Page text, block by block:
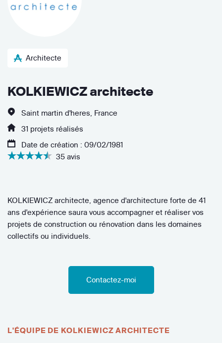
Architecte
KOLKIEWICZ architecte
Saint martin d'heres, France
31 projets réalisés
Date de création : 09/02/1981
35 avis
KOLKIEWICZ architecte, agence d'architecture forte de 41
ans d'expérience saura vous accompagner et réaliser vos
projets de construction ou rénovation dans les domaines
collectifs ou individuels.
Contactez-moi
L'ÉQUIPE DE KOLKIEWICZ ARCHITECTE